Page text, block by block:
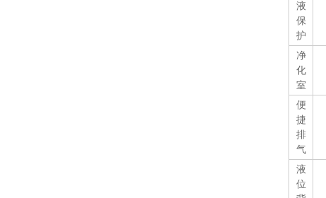
液
保
护
净
化
室
便
捷
排
气
液
位